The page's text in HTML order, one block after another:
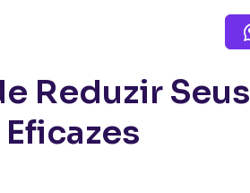
Reduzir Seus